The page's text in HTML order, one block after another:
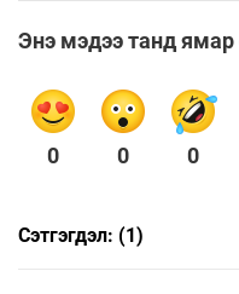
Энэ мэдээ танд ямар
0 0 0
Сэтгэгдэл: (1)